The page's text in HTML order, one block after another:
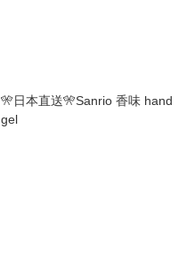
🎌日本直送🎌Sanrio 香味 hand
gel